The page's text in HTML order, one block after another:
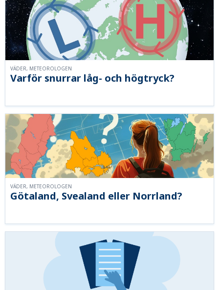
Varför snurrar låg- och högtryck?
VÄDER, METEOROLOGEN
Götaland, Svealand eller Norrland?
VÄDER, METEOROLOGEN